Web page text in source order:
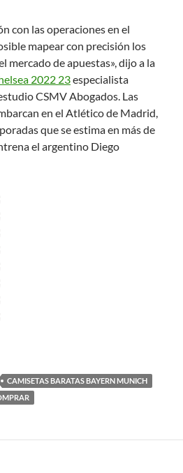
con las operaciones en el
mapear con precisión los
mercado de apuestas», dijo a la
2022 23especialista
CSMV Abogados. Las
en el Atlético de Madrid,
que se estima en más de
el argentino Diego
CAMISETAS BARATAS BAYERN MUNICH